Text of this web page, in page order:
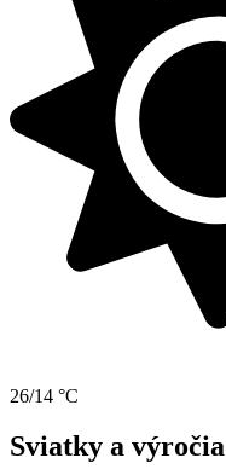
26/14 °C
Sviatky a výročia